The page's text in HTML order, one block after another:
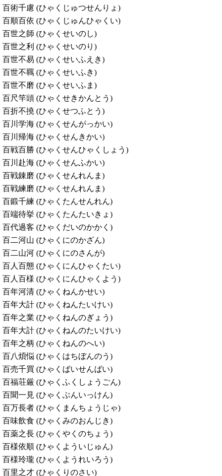
百術千慮 (ひゃくじゅつせんりょ)
百順百依 (ひゃくじゅんひゃくい)
百世之師 (ひゃくせいのし)
百世之利 (ひゃくせいのり)
百世不易 (ひゃくせいふえき)
百世不羈 (ひゃくせいふき)
百世不磨 (ひゃくせいふま)
百尺竿頭 (ひゃくせきかんとう)
百折不撓 (ひゃくせつふとう)
百川学海 (ひゃくせんがっかい)
百川帰海 (ひゃくせんきかい)
百戦百勝 (ひゃくせんひゃくしょう)
百川赴海 (ひゃくせんふかい)
百戦錬磨 (ひゃくせんれんま)
百戦練磨 (ひゃくせんれんま)
百鍛千練 (ひゃくたんせんれん)
百端待挙 (ひゃくたんたいきょ)
百代過客 (ひゃくだいのかかく)
百二河山 (ひゃくにのかざん)
百二山河 (ひゃくにのさんが)
百人百態 (ひゃくにんひゃくたい)
百人百様 (ひゃくにんひゃくよう)
百年河清 (ひゃくねんかせい)
百年大計 (ひゃくねんたいけい)
百年之業 (ひゃくねんのぎょう)
百年大計 (ひゃくねんのたいけい)
百年之柄 (ひゃくねんのへい)
百八煩悩 (ひゃくはちぼんのう)
百売千買 (ひゃくばいせんばい)
百福荘厳 (ひゃくふくしょうごん)
百聞一見 (ひゃくぶんいっけん)
百万長者 (ひゃくまんちょうじゃ)
百味飲食 (ひゃくみのおんじき)
百薬之長 (ひゃくやくのちょう)
百様依順 (ひゃくよういじゅん)
百様玲瓏 (ひゃくようれいろう)
百里之才 (ひゃくりのさい)